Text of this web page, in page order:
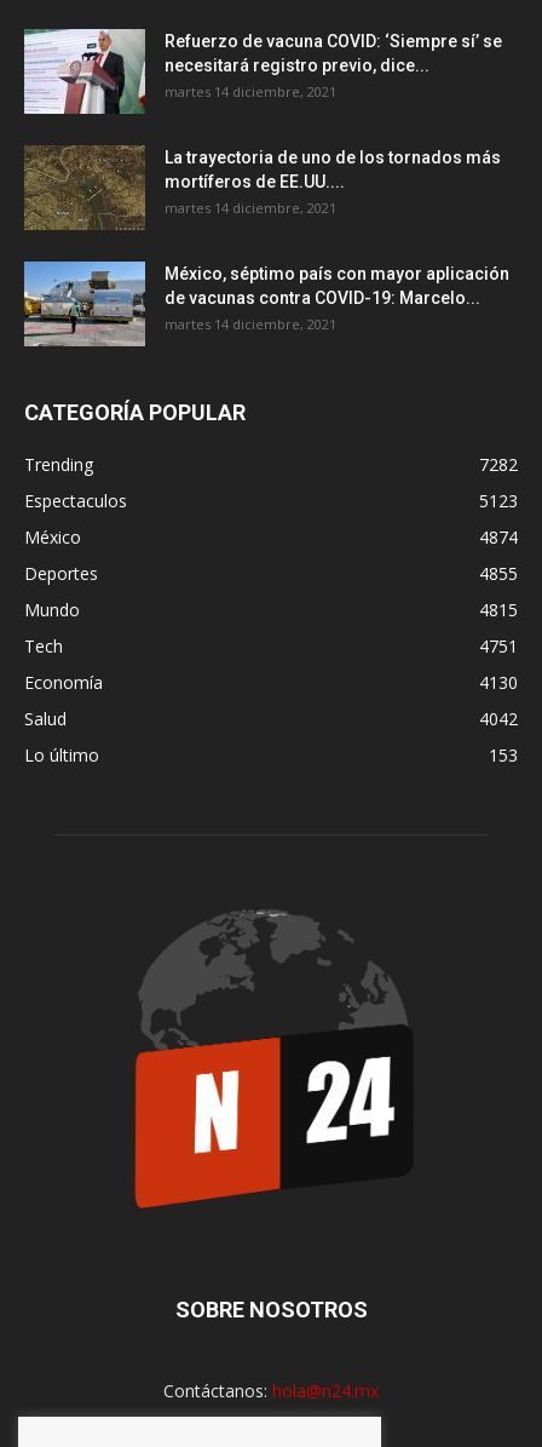
Refuerzo de vacuna COVID: ‘Siempre sí’ se
necesitará registro previo, dice...
martes 14 diciembre, 2021
La trayectoria de uno de los tornados más
mortíferos de EE.UU....
martes 14 diciembre, 2021
México, séptimo país con mayor aplicación
de vacunas contra COVID-19: Marcelo...
martes 14 diciembre, 2021
CATEGORÍA POPULAR
Trending
7282
Espectaculos
5123
México
4874
Deportes
4855
Mundo
4815
Tech
4751
Economía
4130
Salud
4042
Lo último
153
SOBRE NOSOTROS
Contáctanos: hola@n24.mx